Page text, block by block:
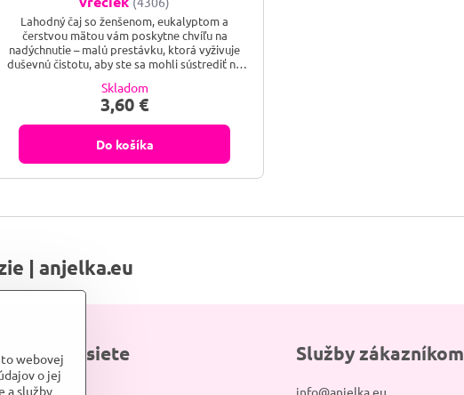
Lahodný čaj so ženšenom, eukalyptom a
čerstvou mätou vám poskytne chvíľu na
nadýchnutie – malú prestávku, ktorá vyživuje
duševnú čistotu, aby ste sa mohli sústrediť na
Skladom
3,60 €
Do košíka
| anjelka.eu
Sociálne siete
Anjelka
Služby zákazníkom
info@anjelka.eu
webovej
o jej
a služby